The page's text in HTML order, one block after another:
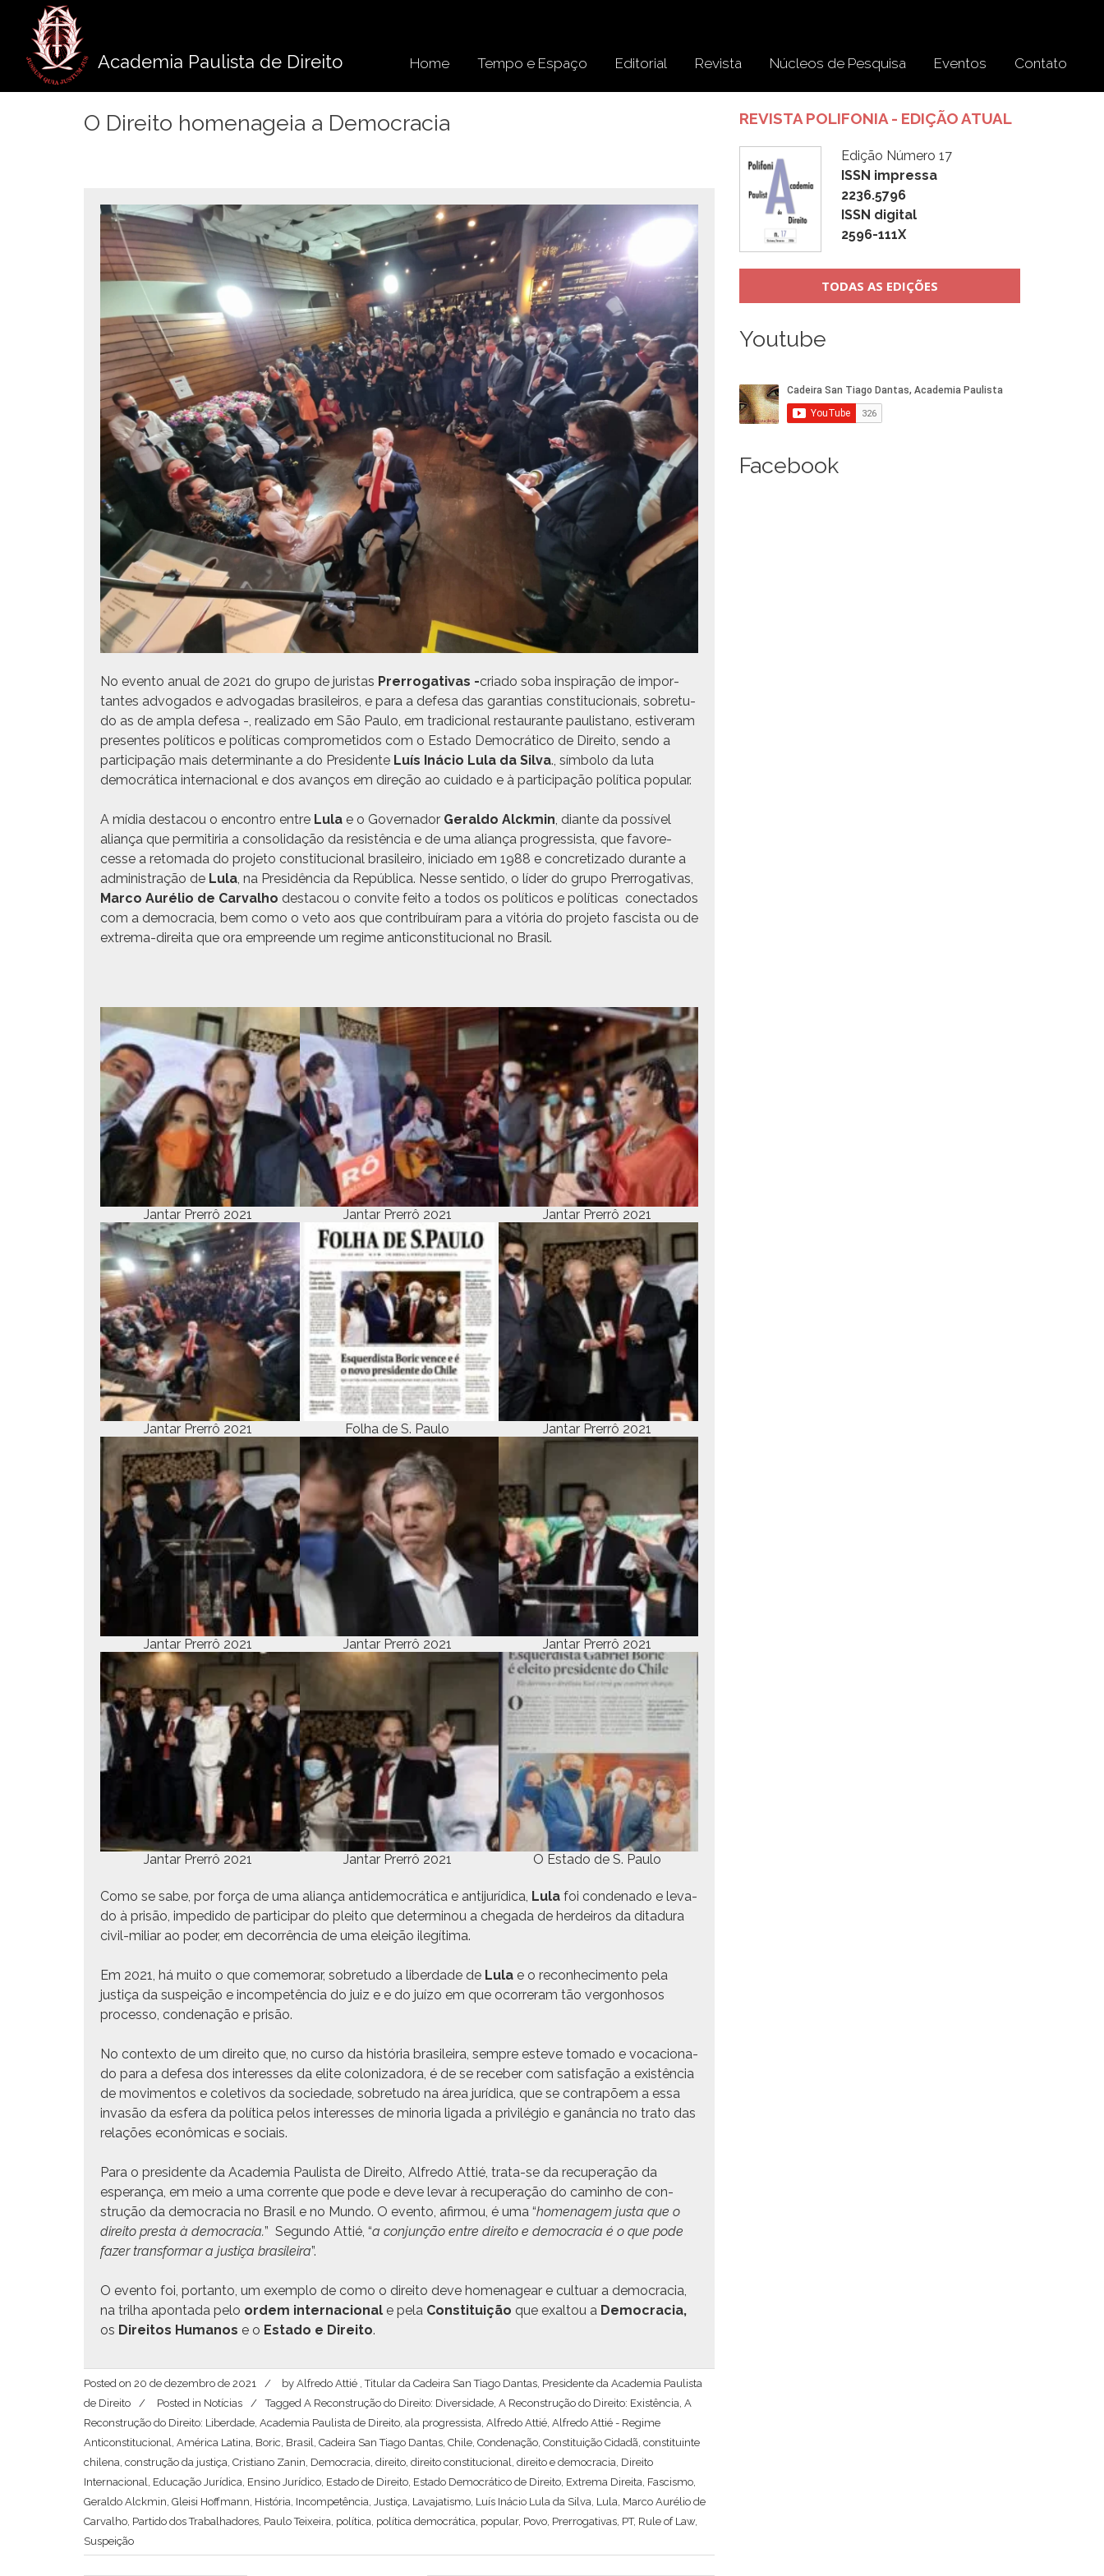
conteúdo
Academia Paulista de Direito Home Tempo e Espaço Editorial Revista Núcleos de Pesquisa Eventos Contato
O Direito homenageia a Democracia
No even­to anu­al de 2021 do grupo de juris­tas Pre­rrog­a­ti­vas -cri­a­do soba inspi­ração de impor­
tantes advo­ga­dos e advo­gadas brasileiros, e para a defe­sa das garan­tias con­sti­tu­cionais, sobre­tu­
do as de ampla defe­sa -, real­iza­do em São Paulo, em tradi­cional restau­rante paulis­tano, estiver­am
pre­sentes políti­cos e políti­cas com­pro­meti­dos com o Esta­do Democráti­co de Dire­ito, sendo a
par­tic­i­pação mais deter­mi­nante a do Pres­i­dente Luís Iná­cio Lula da Sil­va., sím­bo­lo da luta
democráti­ca inter­na­cional e dos avanços em direção ao cuida­do e à par­tic­i­pação políti­ca popular.
A mídia desta­cou o encon­tro entre Lula e o Gov­er­nador Ger­al­do Alck­min, diante da pos­sív­el
aliança que per­mi­tiria a con­sol­i­dação da resistên­cia e de uma aliança pro­gres­sista, que favore­
cesse a retoma­da do pro­je­to con­sti­tu­cional brasileiro, ini­ci­a­do em 1988 e con­cretiza­do durante a
admin­is­tração de Lula, na Presidên­cia da Repúbli­ca. Nesse sen­ti­do, o líder do grupo Pre­rrog­a­ti­vas,
Mar­co Aurélio de Car­val­ho desta­cou o con­vite feito a todos os políti­cos e políti­cas conec­ta­dos
com a democ­ra­cia, bem como o veto aos que con­tribuíram para a vitória do pro­je­to fascista ou de
extrema-dire­i­ta que ora empreende um regime anti­con­sti­tu­cional no Brasil.
Jan­tar Pre­rrô 2021 Jan­tar Pre­rrô 2021 Jan­tar Pre­rrô 2021
Jan­tar Pre­rrô 2021 Fol­ha de S. Paulo Jan­tar Pre­rrô 2021
Jan­tar Pre­rrô 2021 Jan­tar Pre­rrô 2021 Jan­tar Pre­rrô 2021
Jan­tar Pre­rrô 2021 Jan­tar Pre­rrô 2021 O Esta­do de S. Paulo
Como se sabe, por força de uma aliança anti­democráti­ca e anti­jurídi­ca, Lula foi con­de­na­do e lev­a­
do à prisão, impe­di­do de par­tic­i­par do pleito que deter­mi­nou a chega­da de herdeiros da ditadu­ra
civ­il-mil­iar ao poder, em decor­rên­cia de uma eleição ilegítima.
Em 2021, há muito o que comem­o­rar, sobre­tu­do a liber­dade de Lula e o recon­hec­i­men­to pela
justiça da sus­peição e incom­petên­cia do juiz e e do juí­zo em que ocor­reram tão ver­gonhosos
proces­so, con­de­nação e prisão.
No con­tex­to de um dire­ito que, no cur­so da história brasileira, sem­pre esteve toma­do e voca­ciona­
do para a defe­sa dos inter­ess­es da elite col­o­nizado­ra, é de se rece­ber com sat­is­fação a existên­cia
de movi­men­tos e cole­tivos da sociedade, sobre­tu­do na área jurídi­ca, que se con­trapõem a essa
invasão da esfera da políti­ca pelos inter­ess­es de mino­ria lig­a­da a priv­ilé­gio e ganân­cia no tra­to das
relações econômi­cas e sociais.
Para o pres­i­dente da Acad­e­mia Paulista de Dire­ito, Alfre­do Attié, tra­ta-se da recu­per­ação da
esper­ança, em meio a uma cor­rente que pode e deve levar à recu­per­ação do cam­in­ho de con­
strução da democ­ra­cia no Brasil e no Mun­do. O even­to, afir­mou, é uma “hom­e­nagem jus­ta que o
dire­ito pres­ta à democ­ra­cia.” Segun­do Attié, “a con­junção entre dire­ito e democ­ra­cia é o que pode
faz­er trans­for­mar a justiça brasileira”.
O even­to foi, por­tan­to, um exem­p­lo de como o dire­ito deve hom­e­nagear e cul­tu­ar a democ­ra­cia,
na tril­ha apon­ta­da pelo ordem inter­na­cional e pela Con­sti­tu­ição que exal­tou a Democ­ra­cia,
os Dire­itos Humanos e o Esta­do e Dire­ito.
Posted on 20 de dezembro de 2021 by Alfredo Attié , Titular da Cadeira San Tiago Dantas, Presidente da Academia Paulista
de Direito
Posted in Notícias Tagged A Reconstrução do Direito: Diversidade A Reconstrução do Direito: Existência A
Reconstrução do Direito: Liberdade Academia Paulista de Direito ala progressista Alfredo Attié Alfredo Attié - Regime
Anticonstitucional América Latina Boric Brasil Cadeira San Tiago Dantas Chile Condenação Constituição Cidadã constituinte
chilena construção da justiça Cristiano Zanin Democracia direito direito constitucional direito e democracia Direito
Internacional Educação Jurídica Ensino Jurídico Estado de Direito Estado Democrático de Direito Extrema Direita Fascismo
Geraldo Alckmin Gleisi Hoffmann História Incompetência Justiça Lavajatismo Luís Inácio Lula da Silva Lula Marco Aurélio de
Carvalho Partido dos Trabalhadores Paulo Teixeira política política democrática popular, Povo Prerrogativas PT, Rule of Law,
Suspeição
REVISTA POLIFONIA - EDIÇÃO ATUAL
Edição Número 17
ISSN impressa
2236.5796
ISSN digital
2596-111X
TODAS AS EDIÇÕES
Youtube
Facebook